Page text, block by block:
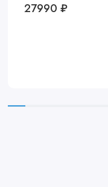
27990 ₽